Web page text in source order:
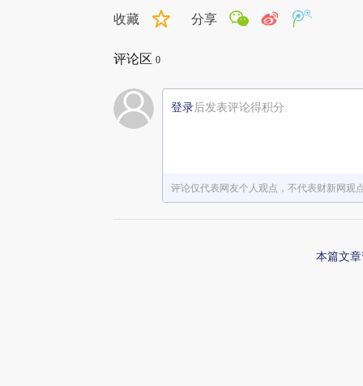
收藏 分享
评论区 0
登录后发表评论得积分
评论仅代表网友个人观点，不代表财新网观
本篇文